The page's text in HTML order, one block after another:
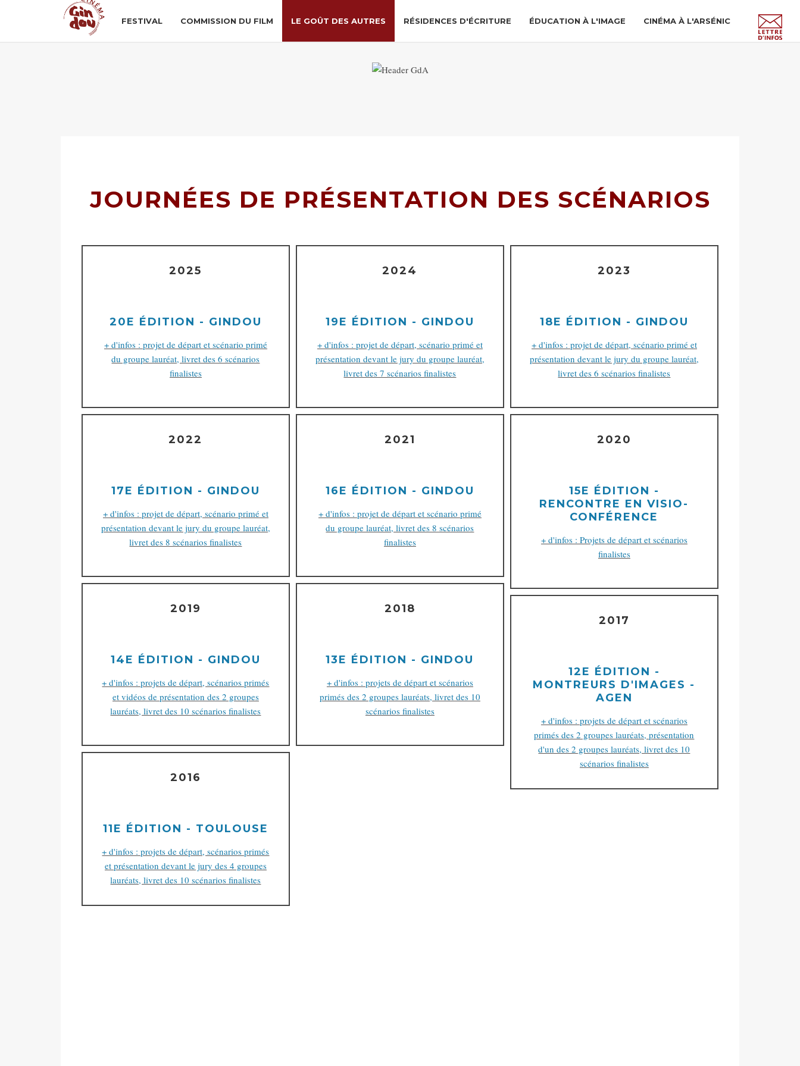
FESTIVAL COMMISSION DU FILM LE GOÛT DES AUTRES RÉSIDENCES D'ÉCRITURE ÉDUCATION À L'IMAGE CINÉMA À L'ARSÉNIC
JOURNÉES DE PRÉSENTATION DES SCÉNARIOS
2025
20E ÉDITION - GINDOU
+ d'infos : projet de départ et scénario primé
du groupe lauréat, livret des 6 scénarios
finalistes
2024
19E ÉDITION - GINDOU
+ d'infos : projet de départ, scénario primé et
présentation devant le jury du groupe lauréat,
livret des 7 scénarios finalistes
2023
18E ÉDITION - GINDOU
+ d'infos : projet de départ, scénario primé et
présentation devant le jury du groupe lauréat,
livret des 6 scénarios finalistes
2022
17E ÉDITION - GINDOU
+ d'infos : projet de départ, scénario primé et
présentation devant le jury du groupe lauréat,
livret des 8 scénarios finalistes
2021
16E ÉDITION - GINDOU
+ d'infos : projet de départ et scénario primé
du groupe lauréat, livret des 8 scénarios
finalistes
2020
15E ÉDITION -
RENCONTRE EN VISIO-
CONFÉRENCE
+ d'infos : Projets de départ et scénarios
finalistes
2019
14E ÉDITION - GINDOU
+ d'infos : projets de départ, scénarios primés
et vidéos de présentation des 2 groupes
lauréats, livret des 10 scénarios finalistes
2018
13E ÉDITION - GINDOU
+ d'infos : projets de départ et scénarios
primés des 2 groupes lauréats, livret des 10
scénarios finalistes
2017
12E ÉDITION -
MONTREURS D'IMAGES -
AGEN
+ d'infos : projets de départ et scénarios
primés des 2 groupes lauréats, présentation
d'un des 2 groupes lauréats, livret des 10
scénarios finalistes
2016
11E ÉDITION - TOULOUSE
+ d'infos : projets de départ, scénarios primés
et présentation devant le jury des 4 groupes
lauréats, livret des 10 scénarios finalistes